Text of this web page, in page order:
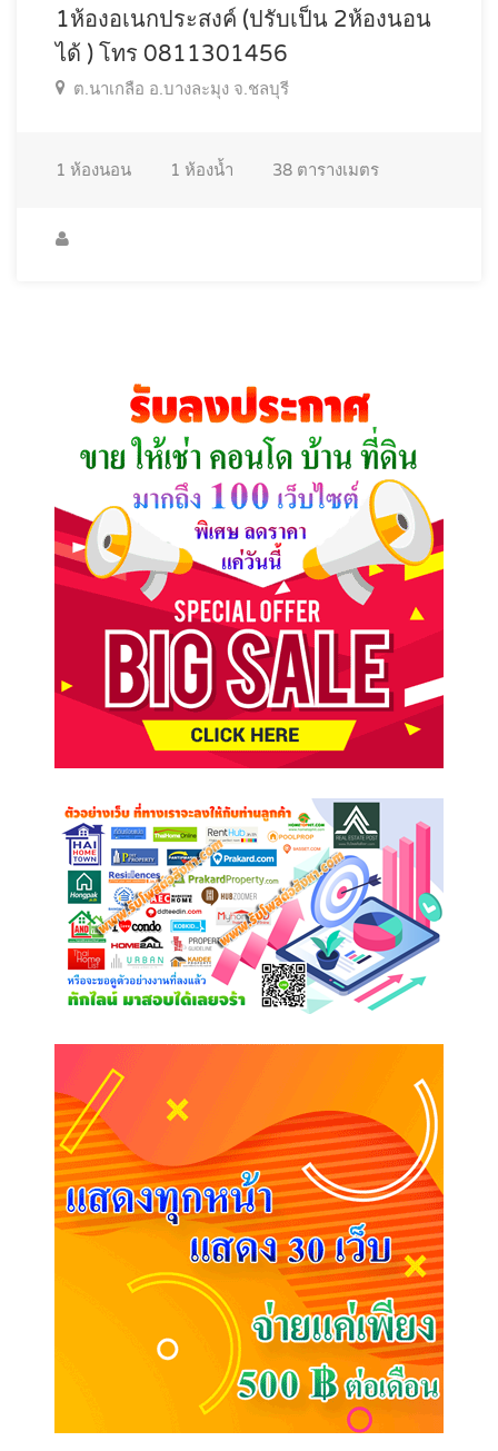
1ห้องอเนกประสงค์ (ปรับเป็น 2ห้องนอน
ได้ ) โทร 0811301456
ต.นาเกลือ อ.บางละมุง จ.ชลบุรี
1 ห้องนอน 1 ห้องน้ำ 38 ตารางเมตร